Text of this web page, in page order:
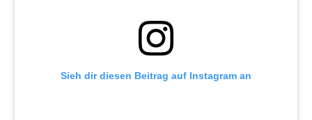
Sieh dir diesen Beitrag auf Instagram an